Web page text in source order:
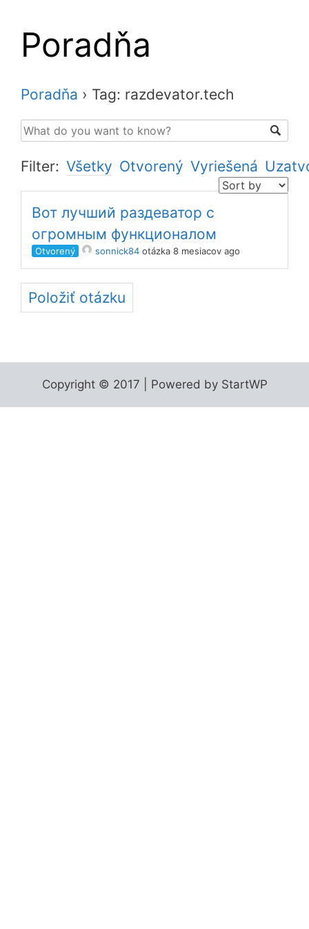
Poradňa
Poradňa › Tag: razdevator.tech
Filter: Všetky Otvorený Vyriešená
Вот лучший раздеватор с
огромным функционалом
Otvorený sonnick84 otázka 8 mesiacov ago
Položiť otázku
Copyright © 2017 | Powered by StartWP